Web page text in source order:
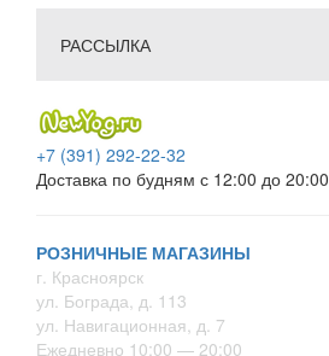
РАССЫЛКА
+7 (391) 292-22-32
Доставка по будням с 12:00 до 20:00
РОЗНИЧНЫЕ МАГАЗИНЫ
г. Красноярск
ул. Бограда, д. 113
ул. Навигационная, д. 7
Ежедневно 10:00 — 20:00